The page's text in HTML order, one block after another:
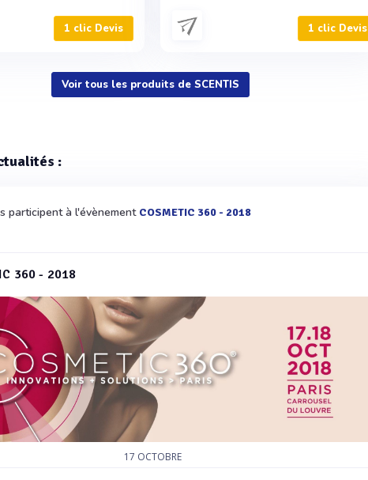
1 clic Devis 1 clic Devis
Voir tous les produits de SCENTIS
:
participent à l'évènement COSMETIC 360 - 2018
360 - 2018
17 OCTOBRE